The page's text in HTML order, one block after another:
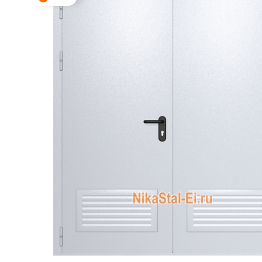
ДВЕРИ СПЕЦНАЗНАЧЕНИЯ
МЕТАЛЛИЧЕСКИЕ ИЗДЕЛИЯ
Двери
Для
С